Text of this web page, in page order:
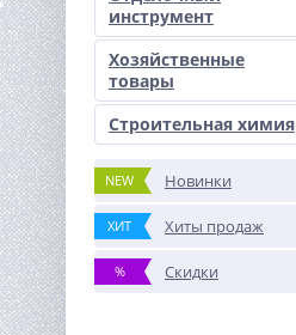
инструмент
Хозяйственные
товары
Строительная химия
NEW Новинки
ХИТ Хиты продаж
% Скидки